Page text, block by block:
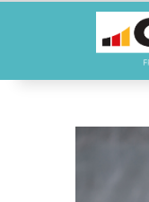
MOIN!